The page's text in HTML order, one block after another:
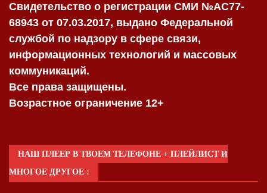
Свидетельство о регистрации СМИ №AC77-
68943 от 07.03.2017, выдано Федеральной
службой по надзору в сфере связи,
информационных технологий и массовых
коммуникаций.
Все права защищены.
Возрастное ограничение 12+
НАШ ПЛЕЕР В ТВОЕМ ТЕЛЕФОНЕ + ПЛЕЙЛИСТ И
МНОГОЕ ДРУГОЕ :